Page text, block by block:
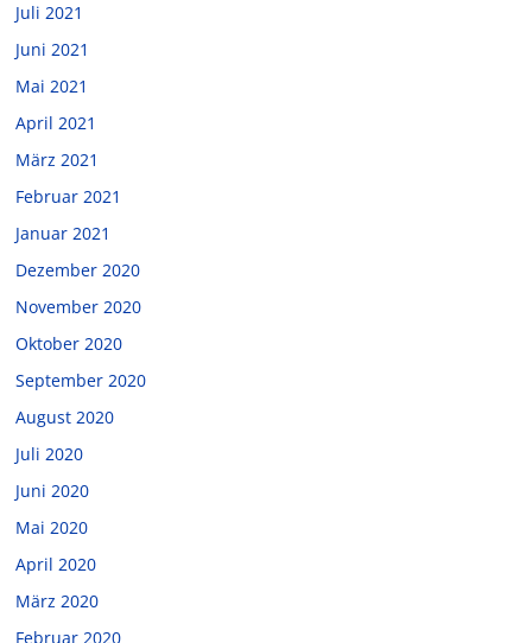
Juli 2021
Juni 2021
Mai 2021
April 2021
März 2021
Februar 2021
Januar 2021
Dezember 2020
November 2020
Oktober 2020
September 2020
August 2020
Juli 2020
Juni 2020
Mai 2020
April 2020
März 2020
Februar 2020